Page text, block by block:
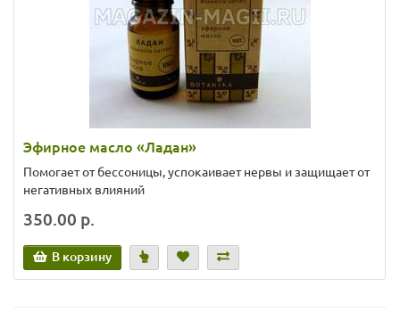
Эфирное масло «Ладан»
Помогает от бессоницы, успокаивает нервы и защищает от
негативных влияний
350.00 р.
В корзину